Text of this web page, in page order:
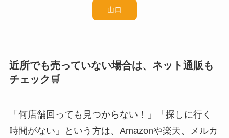
山口
近所でも売っていない場合は、ネット通販も
チェック🛒
「何店舗回っても見つからない！」「探しに行く
時間がない」という方は、Amazonや楽天、メルカ